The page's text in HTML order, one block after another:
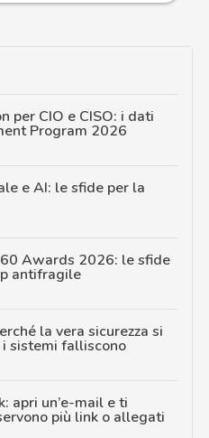
per CIO e CISO: i dati
Program 2026
e AI: le sfide per la
Awards 2026: le sfide
antifragile
la vera sicurezza si
sistemi falliscono
apri un’e-mail e ti
più link o allegati